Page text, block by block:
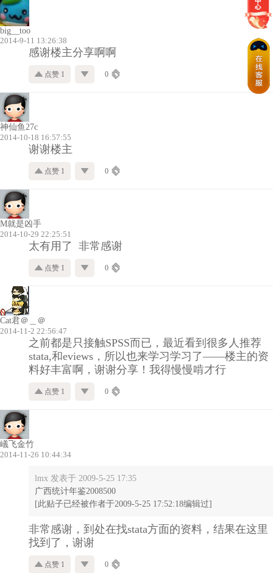
big__too
2014-9-11 13:26:38
感谢楼主分享啊啊
点赞 1 0
神仙鱼27c
2014-10-18 16:57:55
谢谢楼主
点赞 1 0
M就是凶手
2014-10-29 22:25:51
太有用了 非常感谢
点赞 1 0
Cat君＠＿＠
2014-11-2 22:56:47
之前都是只接触SPSS而已，最近看到很多人推荐
stata,和eviews，所以也来学习学习了——楼主的资
料好丰富啊，谢谢分享！我得慢慢啃才行
点赞 1 0
嶬飞金竹
2014-11-26 10:44:34
lmx 发表于 2009-5-25 17:35
广西统计年鉴2008500
[此贴子已经被作者于2009-5-25 17:52:18编辑过]
非常感谢，到处在找stata方面的资料，结果在这里
找到了，谢谢
点赞 1 0